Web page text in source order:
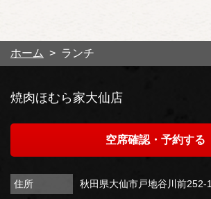
ホーム ランチ
焼肉ほむら家大仙店
空席確認・予約する
住所 秋田県大仙市戸地谷川前252-1